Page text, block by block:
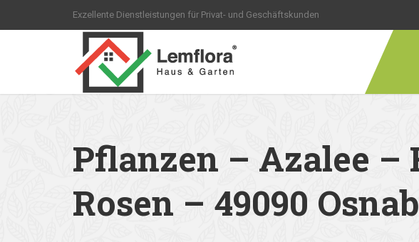
Exzellente Dienstleistungen für Privat- und Geschäftskunden
Pflanzen – Azalee –
Rosen – 49090